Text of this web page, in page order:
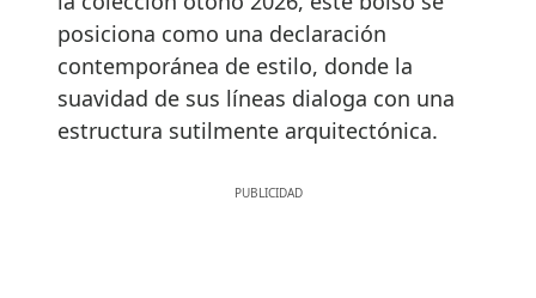
posiciona como una declaración
contemporánea de estilo, donde la
suavidad de sus líneas dialoga con una
estructura sutilmente arquitectónica.